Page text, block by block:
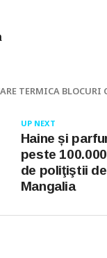
TERMICA BLOCURI
UP NEXT
Haine și
peste
de poliţiştii
Mangalia